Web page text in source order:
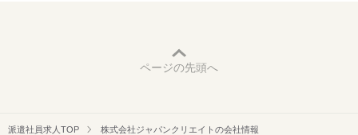
ページの先頭へ
派遣社員求人TOP 株式会社ジャパンクリエイトの会社情報